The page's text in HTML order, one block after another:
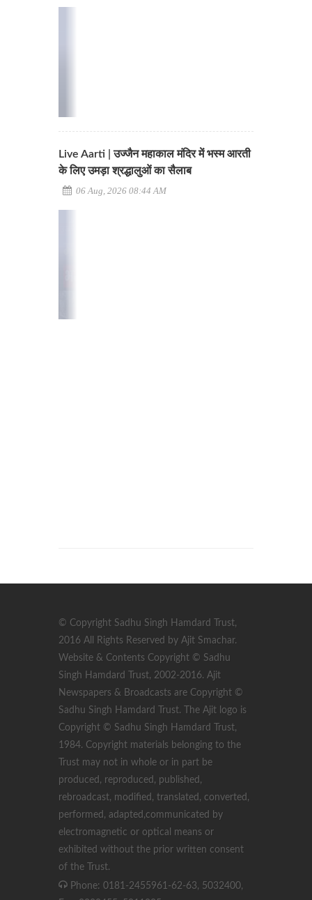
Live Aarti | उज्जैन महाकाल मंदिर में भस्म आरती
के लिए उमड़ा श्रद्धालुओं का सैलाब
06 Aug, 2026 08:44 AM
© Copyright Sadhu Singh Hamdard Trust,
2016 All Rights Reserved by Ajit Smachar.
Website & Contents Copyright © Sadhu
Singh Hamdard Trust, 2002-2016. Ajit
Newspapers & Broadcasts are Copyright ©
Sadhu Singh Hamdard Trust. The Ajit logo is
Copyright © Sadhu Singh Hamdard Trust,
1984. Copyright materials belonging to the
Trust may not in whole or in part be
produced, reproduced, published,
rebroadcast, modified, translated, converted,
performed, adapted,communicated by
electromagnetic or optical means or
exhibited without the prior written consent
of the Trust.
Phone: 0181-2455961-62-63, 5032400,